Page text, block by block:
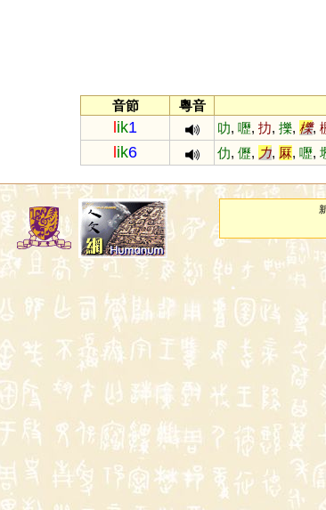
音節 粵音
ik1 叻, 嚦, 扐, 擽, 櫟,
ik6 仂, 儮, 力, 厤, 嚦,